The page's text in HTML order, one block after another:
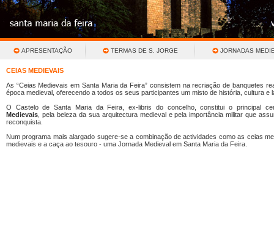
APRESENTAÇÃO TERMAS DE S. JORGE JORNADAS
CEIAS MEDIEVAIS
As “Ceias Medievais em Santa Maria da Feira” consistem na recriação de banquetes
época medieval, oferecendo a todos os seus participantes um misto de história, cultura e
O Castelo de Santa Maria da Feira, ex-libris do concelho, constitui o principal
Medievais , pela beleza da sua arquitectura medieval e pela importância militar que
reconquista.
Num programa mais alargado sugere-se a combinação de actividades como as ceias
medievais e a caça ao tesouro - uma Jornada Medieval em Santa Maria da Feira.